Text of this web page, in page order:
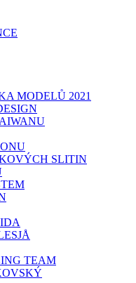
MODELŮ 2021
SLITIN
TEAM